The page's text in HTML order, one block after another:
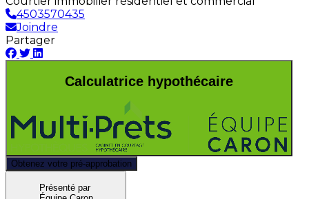
4503570435
Joindre
Partager
Calculatrice hypothécaire
Obtenez votre pré-approbation
Présenté par